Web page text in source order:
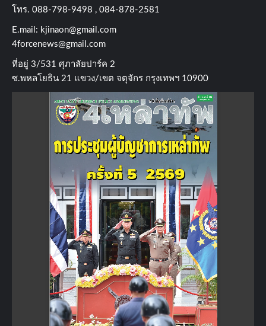
โทร​. 088-798-9498 , 084-878-2581
E.mail: kjinaon@gmail.com
4forcenews@gmail.com
ที่อยู่​ 3/531​ ศุภาลัยปาร์ค​ 2
ซ.พหลโยธิน​ 21​ แขวง/เขต​ จตุจักร​ กรุงเทพฯ 10900